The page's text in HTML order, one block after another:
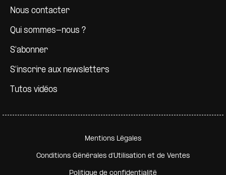
Nous contacter
Qui sommes-nous ?
S'abonner
S'inscrire aux newsletters
Tutos vidéos
Pied de page secondaire
Mentions Légales
Conditions Générales d'Utilisation et de Ventes
Politique de confidentialité